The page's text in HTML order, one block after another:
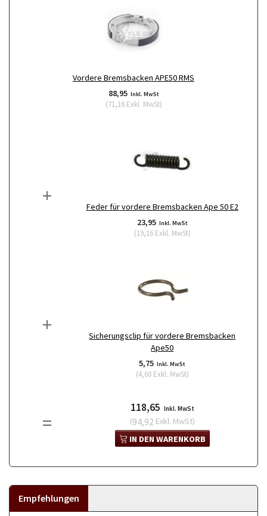
Vordere Bremsbacken APE50 RMS
88,95 Inkl. MwSt
(71,16Exkl. MwSt)
+
Feder für vordere Bremsbacken Ape 50 E2
23,95 Inkl. MwSt
(19,16Exkl. MwSt)
+
Sicherungsclip für vordere Bremsbacken
Ape50
5,75 Inkl. MwSt
(4,60Exkl. MwSt)
=
118,65 Inkl. MwSt
(94,92 Exkl. MwSt)
IN DEN WARENKORB
Empfehlungen